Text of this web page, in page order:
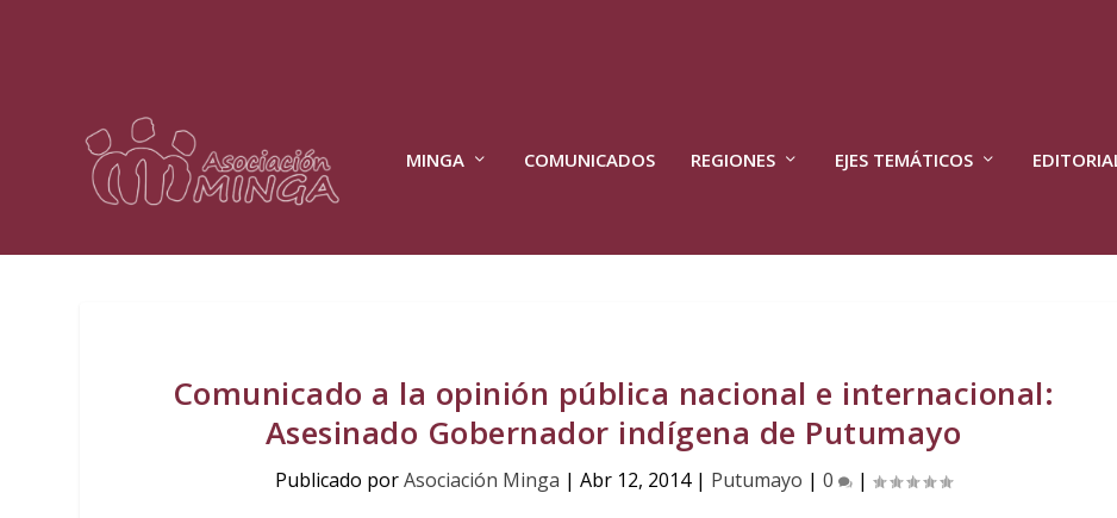
MINGA COMUNICADOS REGIONES EJES TEMÁTICOS
Comunicado a la opinión pública nacional e internacional:
Asesinado Gobernador indígena de Putumayo
Publicado porAsociación Minga | Abr 12, 2014| Putumayo | 0 |